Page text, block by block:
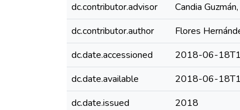
dc.contributor.advisor
Candia
dc.contributor.author
Flores
dc.date.accessioned
2018-06-
dc.date.available
2018-06-
dc.date.issued
2018